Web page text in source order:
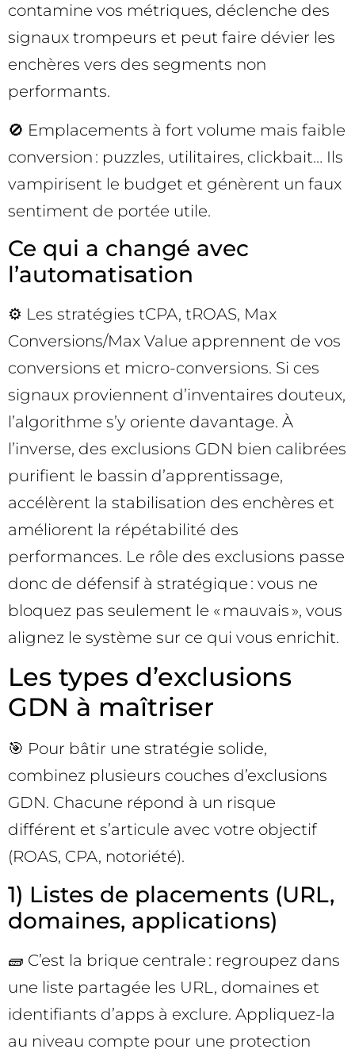
contamine vos métriques, déclenche des
signaux trompeurs et peut faire dévier les
enchères vers des segments non
performants.
🚫 Emplacements à fort volume mais faible
conversion : puzzles, utilitaires, clickbait… Ils
vampirisent le budget et génèrent un faux
sentiment de portée utile.
Ce qui a changé avec
l’automatisation
⚙️ Les stratégies tCPA, tROAS, Max
Conversions/Max Value apprennent de vos
conversions et micro-conversions. Si ces
signaux proviennent d’inventaires douteux,
l’algorithme s’y oriente davantage. À
l’inverse, des exclusions GDN bien calibrées
purifient le bassin d’apprentissage,
accélèrent la stabilisation des enchères et
améliorent la répétabilité des
performances. Le rôle des exclusions passe
donc de défensif à stratégique : vous ne
bloquez pas seulement le « mauvais », vous
alignez le système sur ce qui vous enrichit.
Les types d’exclusions
GDN à maîtriser
🎯 Pour bâtir une stratégie solide,
combinez plusieurs couches d’exclusions
GDN. Chacune répond à un risque
différent et s’articule avec votre objectif
(ROAS, CPA, notoriété).
1) Listes de placements (URL,
domaines, applications)
🧱 C’est la brique centrale : regroupez dans
une liste partagée les URL, domaines et
identifiants d’apps à exclure. Appliquez-la
au niveau compte pour une protection